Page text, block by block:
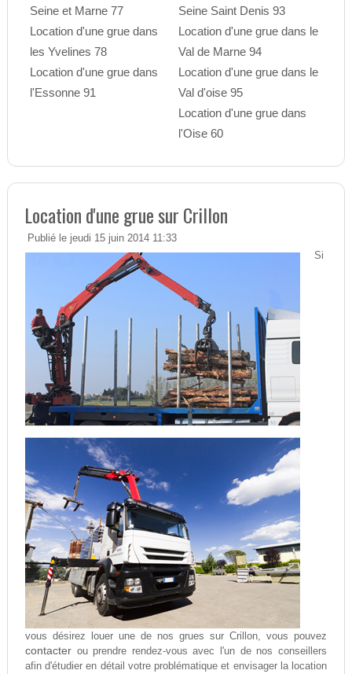
Seine et Marne 77
Location d'une grue dans
les Yvelines 78
Location d'une grue dans
l'Essonne 91
Seine Saint Denis 93
Location d'une grue dans le
Val de Marne 94
Location d'une grue dans le
Val d'oise 95
Location d'une grue dans
l'Oise 60
Location d'une grue sur Crillon
Publié le jeudi 15 juin 2014 11:33
Si
vous désirez louer une de nos grues sur Crillon, vous pouvez
contacterou prendre rendez-vous avec l'un de nos conseillers
afin d'étudier en détail votre problématique et envisager la location